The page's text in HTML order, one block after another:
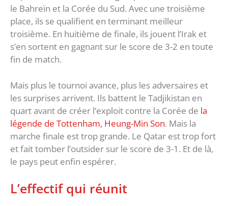
le Bahreïn et la Corée du Sud. Avec une troisième
place, ils se qualifient en terminant meilleur
troisième. En huitième de finale, ils jouent l’Irak et
s’en sortent en gagnant sur le score de 3-2 en toute
fin de match.
Mais plus le tournoi avance, plus les adversaires et
les surprises arrivent. Ils battent le Tadjikistan en
quart avant de créer l’exploit contre la Corée de la
légende de Tottenham, Heung-Min Son. Mais la
marche finale est trop grande. Le Qatar est trop fort
et fait tomber l’outsider sur le score de 3-1. Et de là,
le pays peut enfin espérer.
L’effectif qui réunit